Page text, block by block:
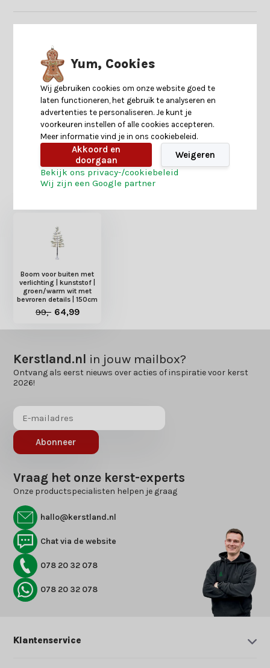
Specificaties
Reviews
Heb je nog interesse in deze recent bekeken
Boom voor buiten met
verlichting | kunststof |
groen/warm wit met
bevroren details | 150cm
99,- 64,99
Kerstland.nl in jouw mailbox?
Ontvang als eerst nieuws over acties of inspiratie voor kerst
2026!
Abonneer
Vraag het onze kerst-experts
Onze productspecialisten helpen je graag
hallo@kerstland.nl
Chat via de website
078 20 32 078
078 20 32 078
Klantenservice
Yum, Cookies
Wij gebruiken cookies om onze website goed te
laten functioneren, het gebruik te analyseren en
advertenties te personaliseren. Je kunt je
voorkeuren instellen of alle cookies accepteren.
Meer informatie vind je in ons cookiebeleid.
Akkoord en
doorgaan
Weigeren
Bekijk ons privacy-/cookiebeleid
Wij zijn een Google partner